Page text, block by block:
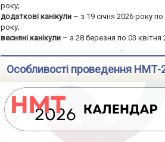
року;
додаткові канікули– з 19 січня 2026 року по
року;
весняні канікули– з 28 березня по 03 квітня
Особливості проведення НМТ-